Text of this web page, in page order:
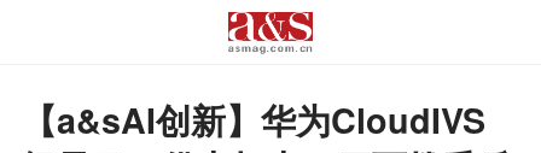
【a&sAI创新】华为CloudIVS